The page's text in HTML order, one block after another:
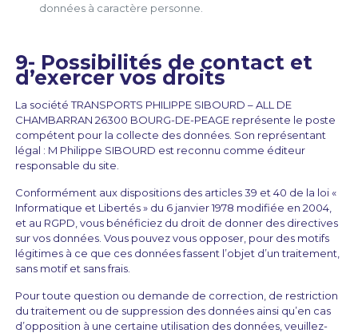
données à caractère personne.
9- Possibilités de contact et
d’exercer vos droits
La société TRANSPORTS PHILIPPE SIBOURD – ALL DE
CHAMBARRAN 26300 BOURG-DE-PEAGE représente le poste
compétent pour la collecte des données. Son représentant
légal : M Philippe SIBOURD est reconnu comme éditeur
responsable du site.
Conformément aux dispositions des articles 39 et 40 de la loi «
Informatique et Libertés » du 6 janvier 1978 modifiée en 2004,
et au RGPD, vous bénéficiez du droit de donner des directives
sur vos données. Vous pouvez vous opposer, pour des motifs
légitimes à ce que ces données fassent l’objet d’un traitement,
sans motif et sans frais.
Pour toute question ou demande de correction, de restriction
du traitement ou de suppression des données ainsi qu’en cas
d’opposition à une certaine utilisation des données, veuillez-